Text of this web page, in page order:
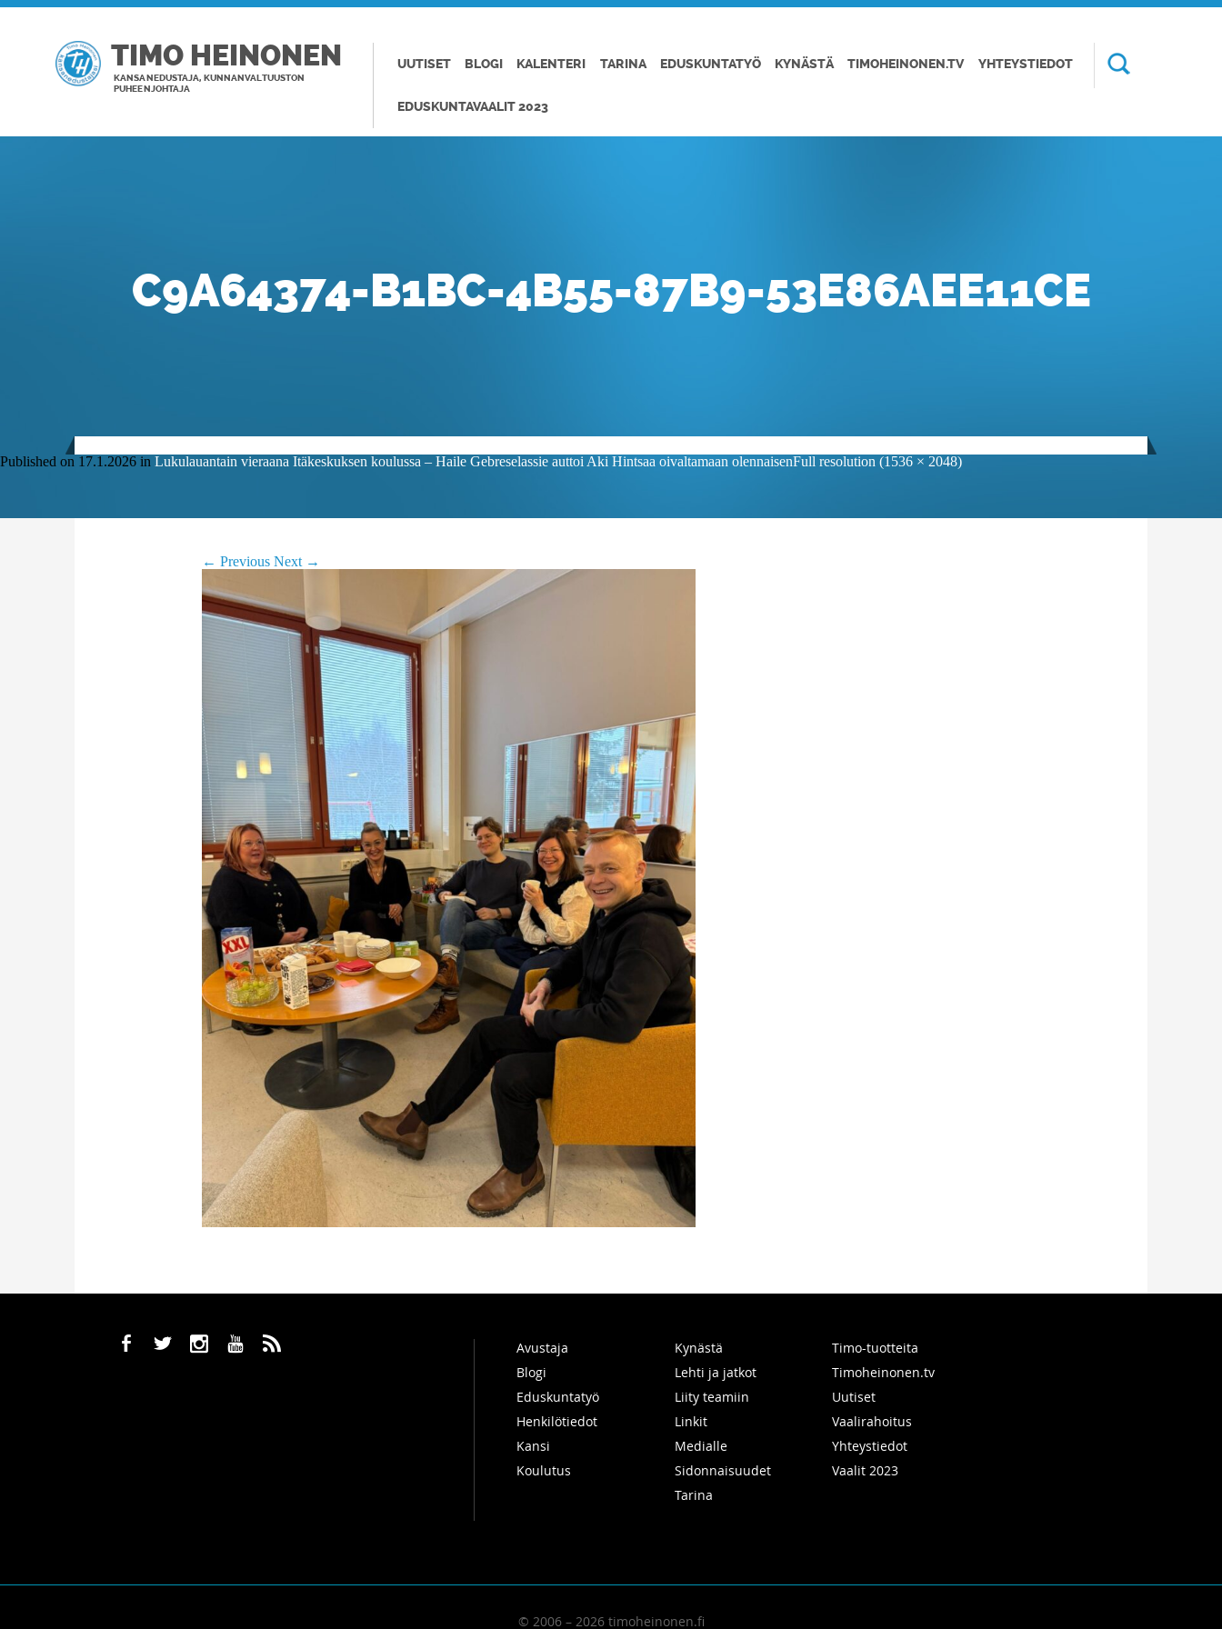
TIMO HEINONEN
KANSANEDUSTAJA, KUNNANVALTUUSTON
PUHEENJOHTAJA
UUTISET BLOGI KALENTERI TARINA EDUSKUNTATYÖ KYNÄSTÄ TIMOHEINONEN.TV YHTEYSTIEDOT
EDUSKUNTAVAALIT 2023
C9A64374-B1BC-4B55-87B9-53E86AEE11CE
Published on 17.1.2026 in Lukulauantain vieraana Itäkeskuksen koulussa – Haile Gebreselassie auttoi Aki Hintsaa oivaltamaan olennaisenFull resolution (1536 × 2048)
← Previous Next →
b a x r ,
Avustaja
Blogi
Eduskuntatyö
Henkilötiedot
Kansi
Koulutus
Kynästä
Lehti ja jatkot
Liity teamiin
Linkit
Medialle
Sidonnaisuudet
Tarina
Timo-tuotteita
Timoheinonen.tv
Uutiset
Vaalirahoitus
Yhteystiedot
Vaalit 2023
© 2006 – 2026 timoheinonen.fi